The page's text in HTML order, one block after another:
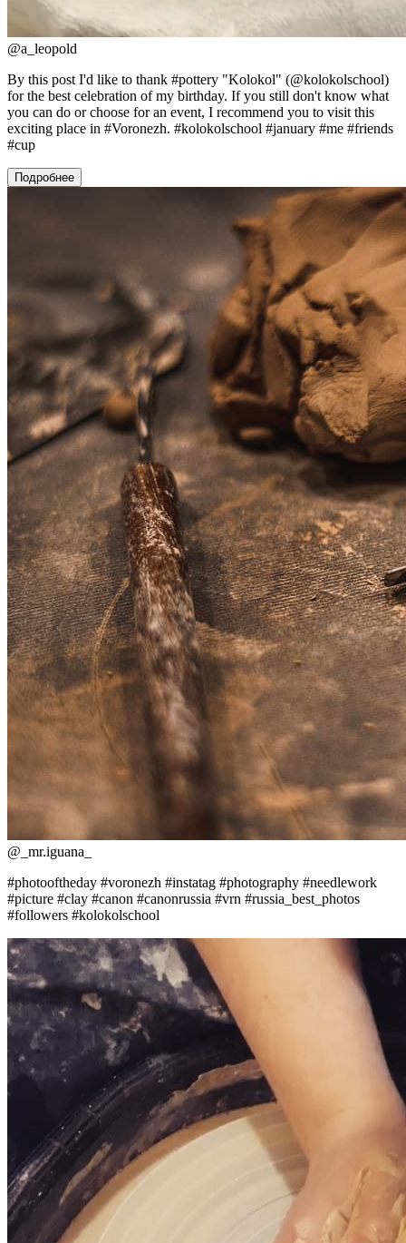
@a_leopold
By this post I'd like to thank #pottery "Kolokol" (@kolokolschool)
for the best celebration of my birthday. If you still don't know what
you can do or choose for an event, I recommend you to visit this
exciting place in #Voronezh. #kolokolschool #january #me #friends
#cup
Подробнее
@ _mr.iguana_
#photooftheday #voronezh #instatag #photography #needlework
#picture #clay #canon #canonrussia #vrn #russia_best_photos
#followers #kolokolschool